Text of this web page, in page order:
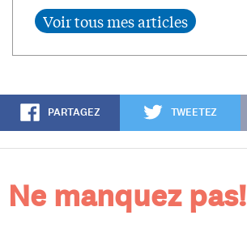
PARTAGEZ TWEETEZ
Ne manquez pas!